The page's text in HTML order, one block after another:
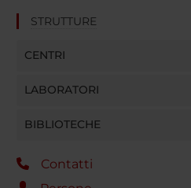
STRUTTURE
CENTRI
LABORATORI
BIBLIOTECHE
Contatti